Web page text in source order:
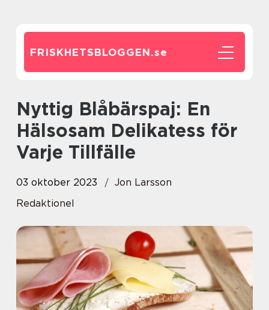
FRISKHETSBLOGGEN.se
Nyttig Blåbärspaj: En
Hälsosam Delikatess för
Varje Tillfälle
03 oktober 2023
Jon Larsson
Redaktionel